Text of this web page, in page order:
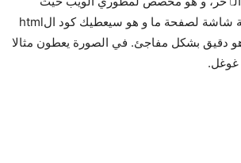
يمكنك ان تعطيه لقطة شاشة لصفحة ما و هو سيعطيك كود الhtml
هو دقيق بشكل مفاجئ. في الصورة يعطون مثالا